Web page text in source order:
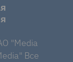
"Media
Все